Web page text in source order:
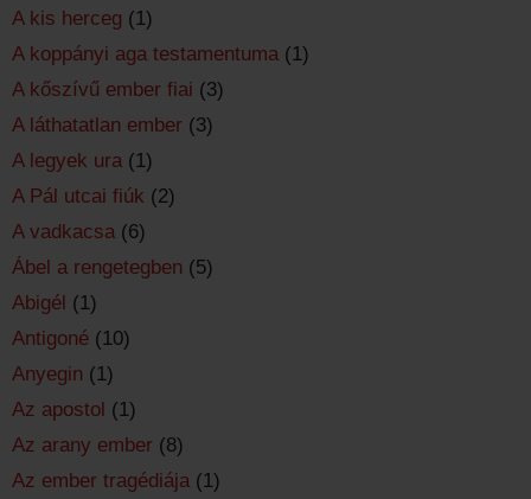
A kis herceg (1)
A koppányi aga testamentuma (1)
A kőszívű ember fiai (3)
A láthatatlan ember (3)
A legyek ura (1)
A Pál utcai fiúk (2)
A vadkacsa (6)
Ábel a rengetegben (5)
Abigél (1)
Antigoné (10)
Anyegin (1)
Az apostol (1)
Az arany ember (8)
Az ember tragédiája (1)